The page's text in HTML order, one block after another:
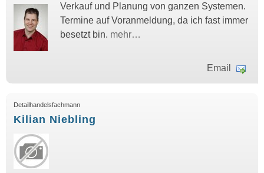
Verkauf und Planung von ganzen Systemen.
Termine auf Voranmeldung, da ich fast immer
besetzt bin. mehr…
Email
Detailhandelsfachmann
Kilian Niebling